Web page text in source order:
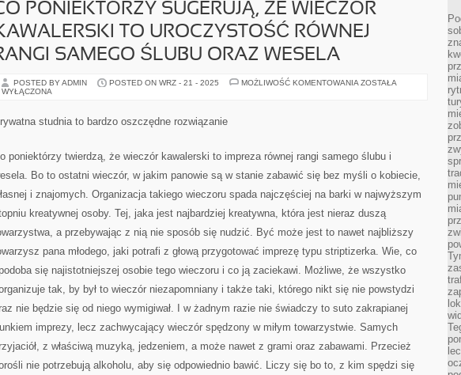
PONIEKTÓRZY SUGERUJĄ, ŻE WIECZÓR
TO UROCZYSTOŚĆ RÓWNEJ
SAMEGO ŚLUBU ORAZ WESELA
POSTED BY ADMIN POSTED ON WRZ - 21 - 2025 MOŻLIWOŚĆ KOMENTOWANIA CO
RÓWNEJ
RANGI
ŚLUBU
WESELA
ZOSTAŁA
WYŁĄCZONA
studnia to bardzo oszczędne rozwiązanie
poniektórzy twierdzą, że wieczór kawalerski to impreza równej rangi samego ślubu i
Bo to ostatni wieczór, w jakim panowie są w stanie zabawić się bez myśli o kobiecie,
i znajomych. Organizacja takiego wieczoru spada najczęściej na barki w najwyższym
kreatywnej osoby. Tej, jaka jest najbardziej kreatywna, która jest nieraz duszą
a przebywając z nią nie sposób się nudzić. Być może jest to nawet najbliższy
pana młodego, jaki potrafi z głową przygotować imprezę typu striptizerka. Wie, co
się najistotniejszej osobie tego wieczoru i co ją zaciekawi. Możliwe, że wszystko
tak, by był to wieczór niezapomniany i także taki, którego nikt się nie powstydzi
nie będzie się od niego wymigiwał. I w żadnym razie nie świadczy to suto zakrapianej
imprezy, lecz zachwycający wieczór spędzony w miłym towarzystwie. Samych
z właściwą muzyką, jedzeniem, a może nawet z grami oraz zabawami. Przecież
nie potrzebują alkoholu, aby się odpowiednio bawić. Liczy się bo to, z kim spędzi się